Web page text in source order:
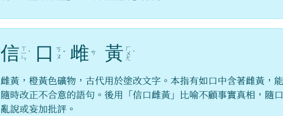
信 ㄒ
ㄧ
ㄣ
ˋ 口
ㄎ
ㄡ ˇ 雌 ㄘ 黃 ㄏ
ㄨ
ㄤ
ˊ
雌黃，橙黃色礦物，古代用於塗改文字。本指有如口中含著雌黃，
隨時改正不合意的語句。後用「信口雌黃」比喻不顧事實真相，隨
亂說或妄加批評。